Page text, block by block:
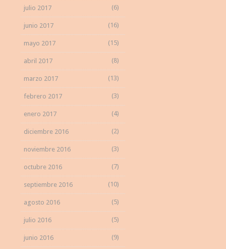
julio 2017 (6)
junio 2017 (16)
mayo 2017 (15)
abril 2017 (8)
marzo 2017 (13)
febrero 2017 (3)
enero 2017 (4)
diciembre 2016 (2)
noviembre 2016 (3)
octubre 2016 (7)
septiembre 2016 (10)
agosto 2016 (5)
julio 2016 (5)
junio 2016 (9)